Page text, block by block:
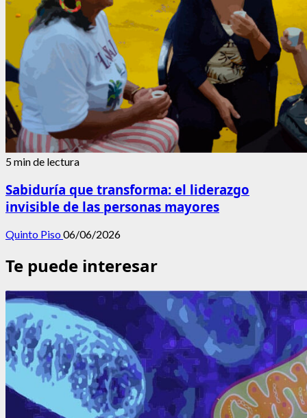
5 min de lectura
Sabiduría que transforma: el liderazgo
invisible de las personas mayores
Quinto Piso06/06/2026
Te puede interesar